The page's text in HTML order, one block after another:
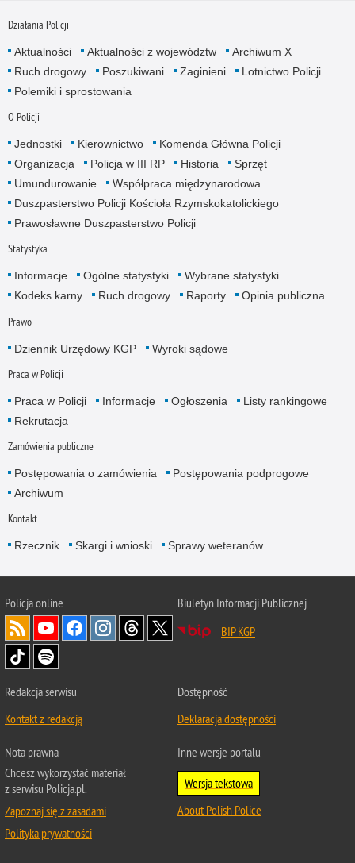
Działania Policji
Aktualności Aktualności z województw
Archiwum X
Ruch drogowy
Poszukiwani Zaginieni
Lotnictwo Policji
Polemiki i sprostowania
O Policji
Jednostki Kierownictwo
Komenda Główna Policji
Organizacja
Policja w III RP Historia
Sprzęt
Umundurowanie
Współpraca międzynarodowa
Duszpasterstwo Policji Kościoła Rzymskokatolickiego
Prawosławne Duszpasterstwo Policji
Statystyka
Informacje Ogólne statystyki
Wybrane statystyki
Kodeks karny
Ruch drogowy Raporty Opinia publiczna
Prawo
Dziennik Urzędowy KGP Wyroki sądowe
Praca w Policji
Praca w Policji Informacje Ogłoszenia
Listy rankingowe
Rekrutacja
Zamówienia publiczne
Postępowania o zamówienia
Postępowania podprogowe
Archiwum
Kontakt
Rzecznik Skargi i wnioski Sprawy weteranów
Policjaonline
Biuletyn Informacji Publicznej
BIP KGP
Redakcja serwisu
Kontakt z redakcją
Dostępność
Deklaracja dostępności
Nota prawna
Chcesz wykorzystać materiał
z serwisu Policja.pl.
Zapoznaj się z zasadami
Polityka prywatności
Inne wersje portalu
Wersja tekstowa
About Polish Police